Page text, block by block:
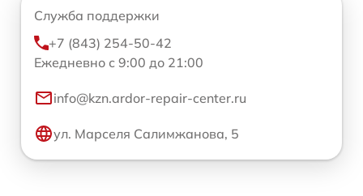
Служба поддержки
+7 (843) 254-50-42
Ежедневно с 9:00 до 21:00
info@kzn.ardor-repair-center.ru
ул. Марселя Салимжанова, 5